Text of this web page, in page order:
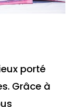
porté
Grâce à